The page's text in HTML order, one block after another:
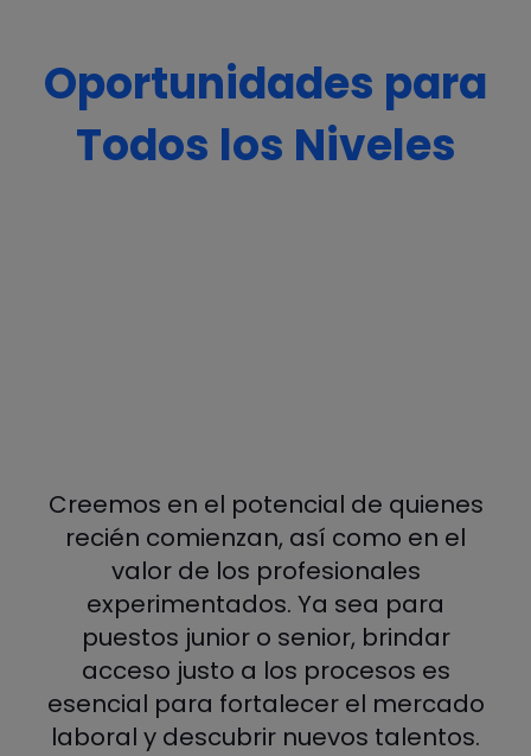
Oportunidades para
Todos los Niveles
Creemos en el potencial de quienes
recién comienzan, así como en el
valor de los profesionales
experimentados. Ya sea para
puestos junior o senior, brindar
acceso justo a los procesos es
esencial para fortalecer el mercado
laboral y descubrir nuevos talentos.